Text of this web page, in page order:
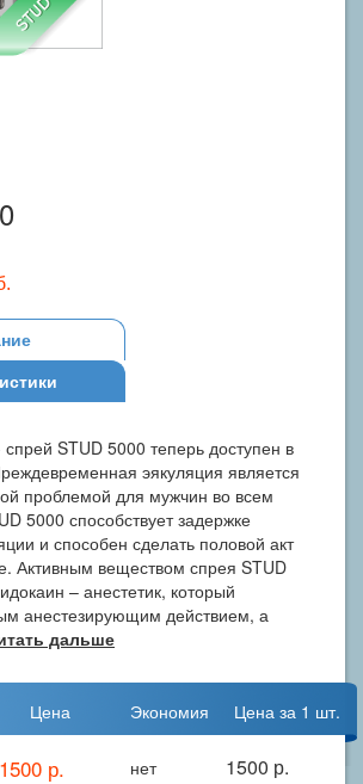
STUD 5000 теперь доступен в
эякуляция является
проблемой для мужчин во всем
5000 способствует задержке
и способен сделать половой акт
Активным веществом спрея STUD
– анестетик, который
анестезирующим действием, а
дальше
Цена Экономия Цена за 1 шт.
1500 р. нет 1500 р.